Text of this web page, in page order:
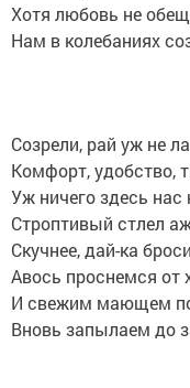
Хотя любовь не
Нам в колебаниях
Созрели, рай уж не
Комфорт, удобство,
Уж ничего здесь нас
Строптивый стлел
Скучнее, дай-ка
Авось проснемся от
И свежим мающем
Вновь запылаем до